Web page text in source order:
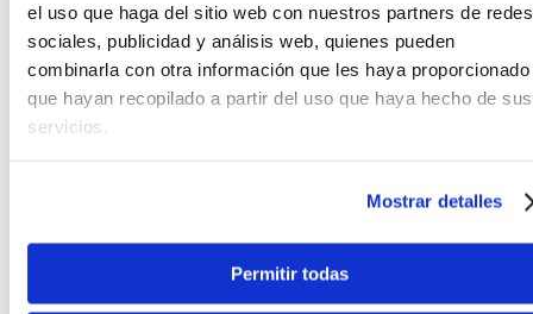
el uso que haga del sitio web con nuestros partners de redes
sociales, publicidad y análisis web, quienes pueden
combinarla con otra información que les haya proporcionado
que hayan recopilado a partir del uso que haya hecho de sus
servicios.
Mostrar detalles
Permitir todas
CARACTERÍSTICAS DEL PRODUCTO
Atril de micrófono Hercules, de calidad profesional.
atril en uno de los mejores del mercado. Adaptador